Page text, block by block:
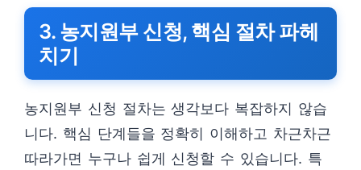
3. 농지원부 신청, 핵심 절차 파헤
치기
농지원부 신청 절차는 생각보다 복잡하지 않습
니다. 핵심 단계들을 정확히 이해하고 차근차근
따라가면 누구나 쉽게 신청할 수 있습니다. 특